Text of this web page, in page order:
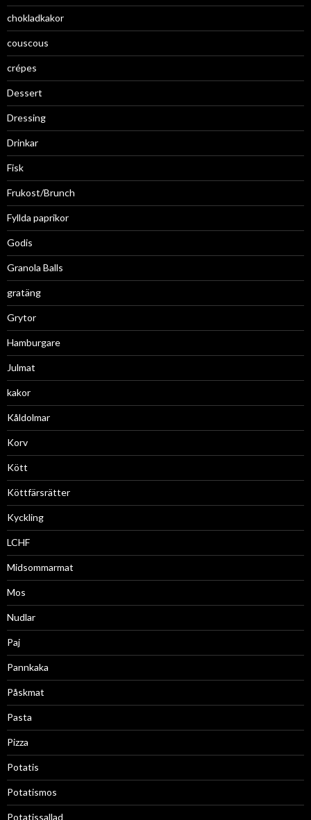
chokladkakor
couscous
crépes
Dessert
Dressing
Drinkar
Fisk
Frukost/Brunch
Fyllda paprikor
Godis
Granola Balls
gratäng
Grytor
Hamburgare
Julmat
kakor
Kåldolmar
Korv
Kött
Köttfärsrätter
Kyckling
LCHF
Midsommarmat
Mos
Nudlar
Paj
Pannkaka
Påskmat
Pasta
Pizza
Potatis
Potatismos
Potatissallad